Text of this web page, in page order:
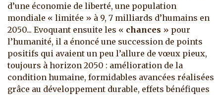
d’une économie de liberté, une population
mondiale « limitée » à 9, 7 milliards d’humains en
2050... Evoquant ensuite les « chances » pour
l’humanité, il a énoncé une succession de points
positifs qui avaient un peu l’allure de vœux pieux,
toujours à horizon 2050 : amélioration de la
condition humaine, formidables avancées réalisées
grâce au développement durable, effets bénéfiques